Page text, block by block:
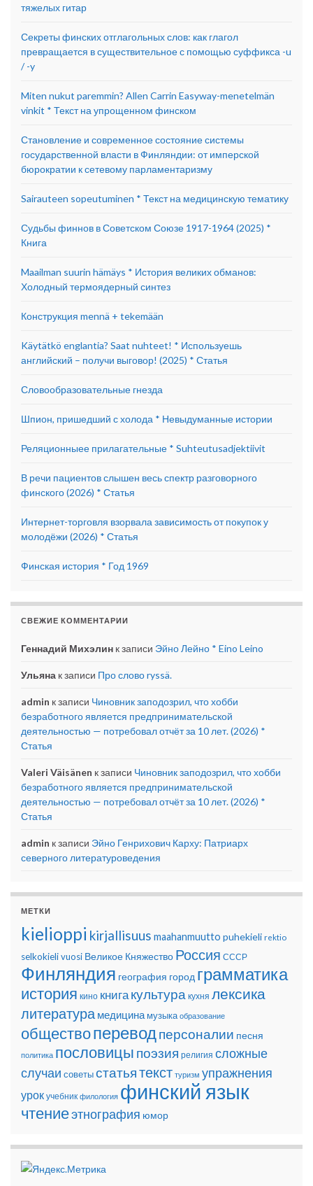
тяжелых гитар
Секреты финских отглагольных слов: как глагол
превращается в существительное с помощью суффикса -u
/ -y
Miten nukut paremmin? Allen Carrin Easyway-menetelmän
vinkit * Текст на упрощенном финском
Становление и современное состояние системы
государственной власти в Финляндии: от имперской
бюрократии к сетевому парламентаризму
Sairauteen sopeutuminen * Текст на медицинскую тематику
Судьбы финнов в Советском Союзе 1917-1964 (2025) *
Книга
Maailman suurin hämäys * История великих обманов:
Холодный термоядерный синтез
Конструкция mennä + tekemään
Käytätkö englantia? Saat nuhteet! * Используешь
английский – получи выговор! (2025) * Статья
Словообразовательные гнезда
Шпион, пришедший с холода * Невыдуманные истории
Реляционныее прилагательные * Suhteutusadjektiivit
В речи пациентов слышен весь спектр разговорного
финского (2026) * Статья
Интернет-торговля взорвала зависимость от покупок у
молодёжи (2026) * Статья
Финская история * Год 1969
СВЕЖИЕ КОММЕНТАРИИ
Геннадий Михэлин к записи Эйно Лейно * Eino Leino
Ульяна к записи Про слово ryssä.
admin к записи Чиновник заподозрил, что хобби
безработного является предпринимательской
деятельностью — потребовал отчёт за 10 лет. (2026) *
Статья
Valeri Väisänen к записи Чиновник заподозрил, что хобби
безработного является предпринимательской
деятельностью — потребовал отчёт за 10 лет. (2026) *
Статья
admin к записи Эйно Генрихович Карху: Патриарх
северного литературоведения
МЕТКИ
kielioppi kirjallisuus maahanmuutto puhekieli rektio
selkokielivuosi Великое Княжество Россия СССР
Финляндия география город грамматика
история кино книгакультура кухня лексика
литература медицина музыка образование
обществопереводперсоналии песня
политика пословицы поэзия религия сложные
случаи советыстатьятекст туризм упражнения
урок учебник филология финский язык
чтениеэтнография юмор